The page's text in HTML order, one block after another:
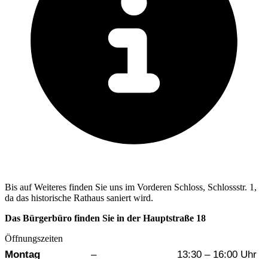
Bis auf Weiteres finden Sie uns im Vorderen Schloss, Schlossstr. 1,
da das historische Rathaus saniert wird.
Das Bürgerbüro finden Sie in der Hauptstraße 18
Öffnungszeiten
Wochentag Vormittag
Montag – 13:30 – 16:00 Uhr